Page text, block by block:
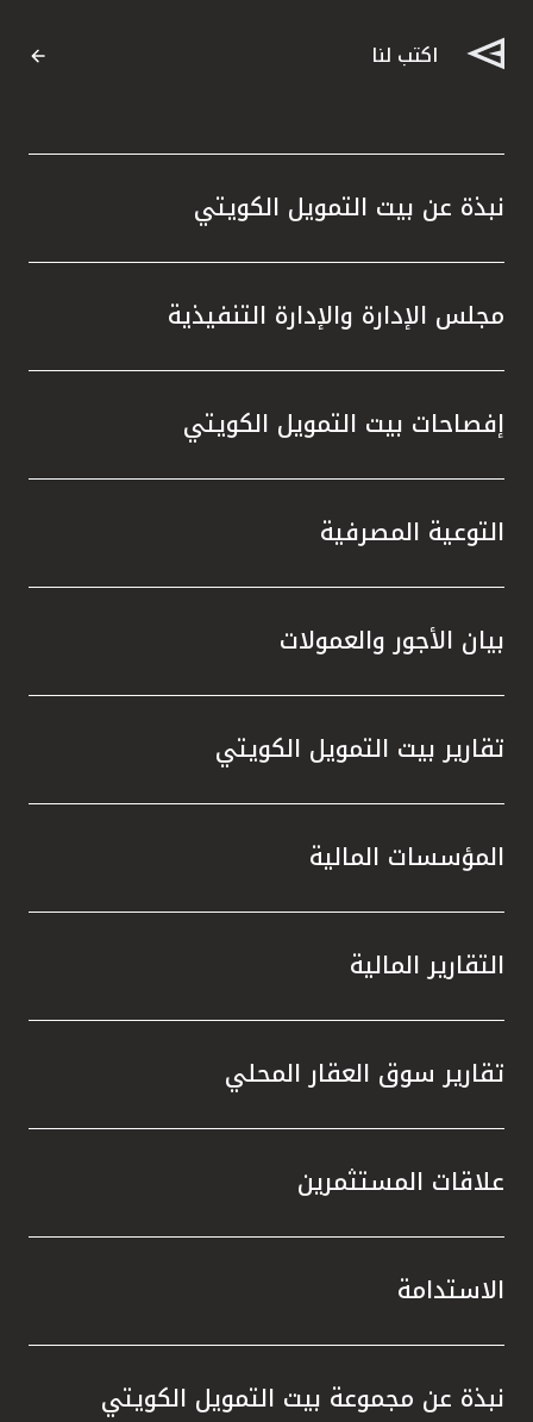
اكتب لنا
نبذة عن بيت التمويل الكويتي
مجلس الإدارة والإدارة التنفيذية
إفصاحات بيت التمويل الكويتي
التوعية المصرفية
بيان الأجور والعمولات
تقارير بيت التمويل الكويتي
المؤسسات المالية
التقارير المالية
تقارير سوق العقار المحلي
علاقات المستثمرين
الاستدامة
نبذة عن مجموعة بيت التمويل الكويتي